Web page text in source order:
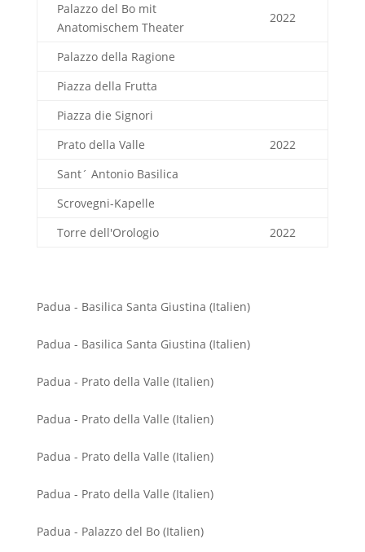
Palazzo del Bo mit
Anatomischem Theater
2022
Palazzo della Ragione
Piazza della Frutta
Piazza die Signori
Prato della Valle
2022
Sant´ Antonio Basilica
Scrovegni-Kapelle
Torre dell'Orologio
2022
Padua - Basilica Santa Giustina (Italien)
Padua - Basilica Santa Giustina (Italien)
Padua - Prato della Valle (Italien)
Padua - Prato della Valle (Italien)
Padua - Prato della Valle (Italien)
Padua - Prato della Valle (Italien)
Padua - Palazzo del Bo (Italien)